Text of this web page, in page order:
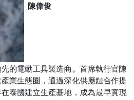
陳偉俊
的電動工具製造商。首席執行官陳
業生態圈，通過深化供應鏈合作提
泰國建立生產基地，成為最早實現